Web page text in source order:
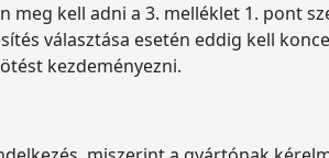
meg kell adni a 3. melléklet 1. pont
választása esetén eddig kell
kezdeményezni.